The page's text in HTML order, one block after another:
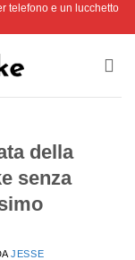
telefono e un lucchetto
della
senza
JESSE